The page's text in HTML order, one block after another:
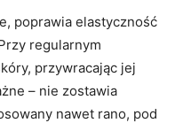
poprawia elastyczność
regularnym
przywracając jej
– nie zostawia
nawet rano, pod